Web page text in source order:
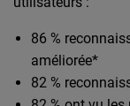
86 %
améliorée*
82 %